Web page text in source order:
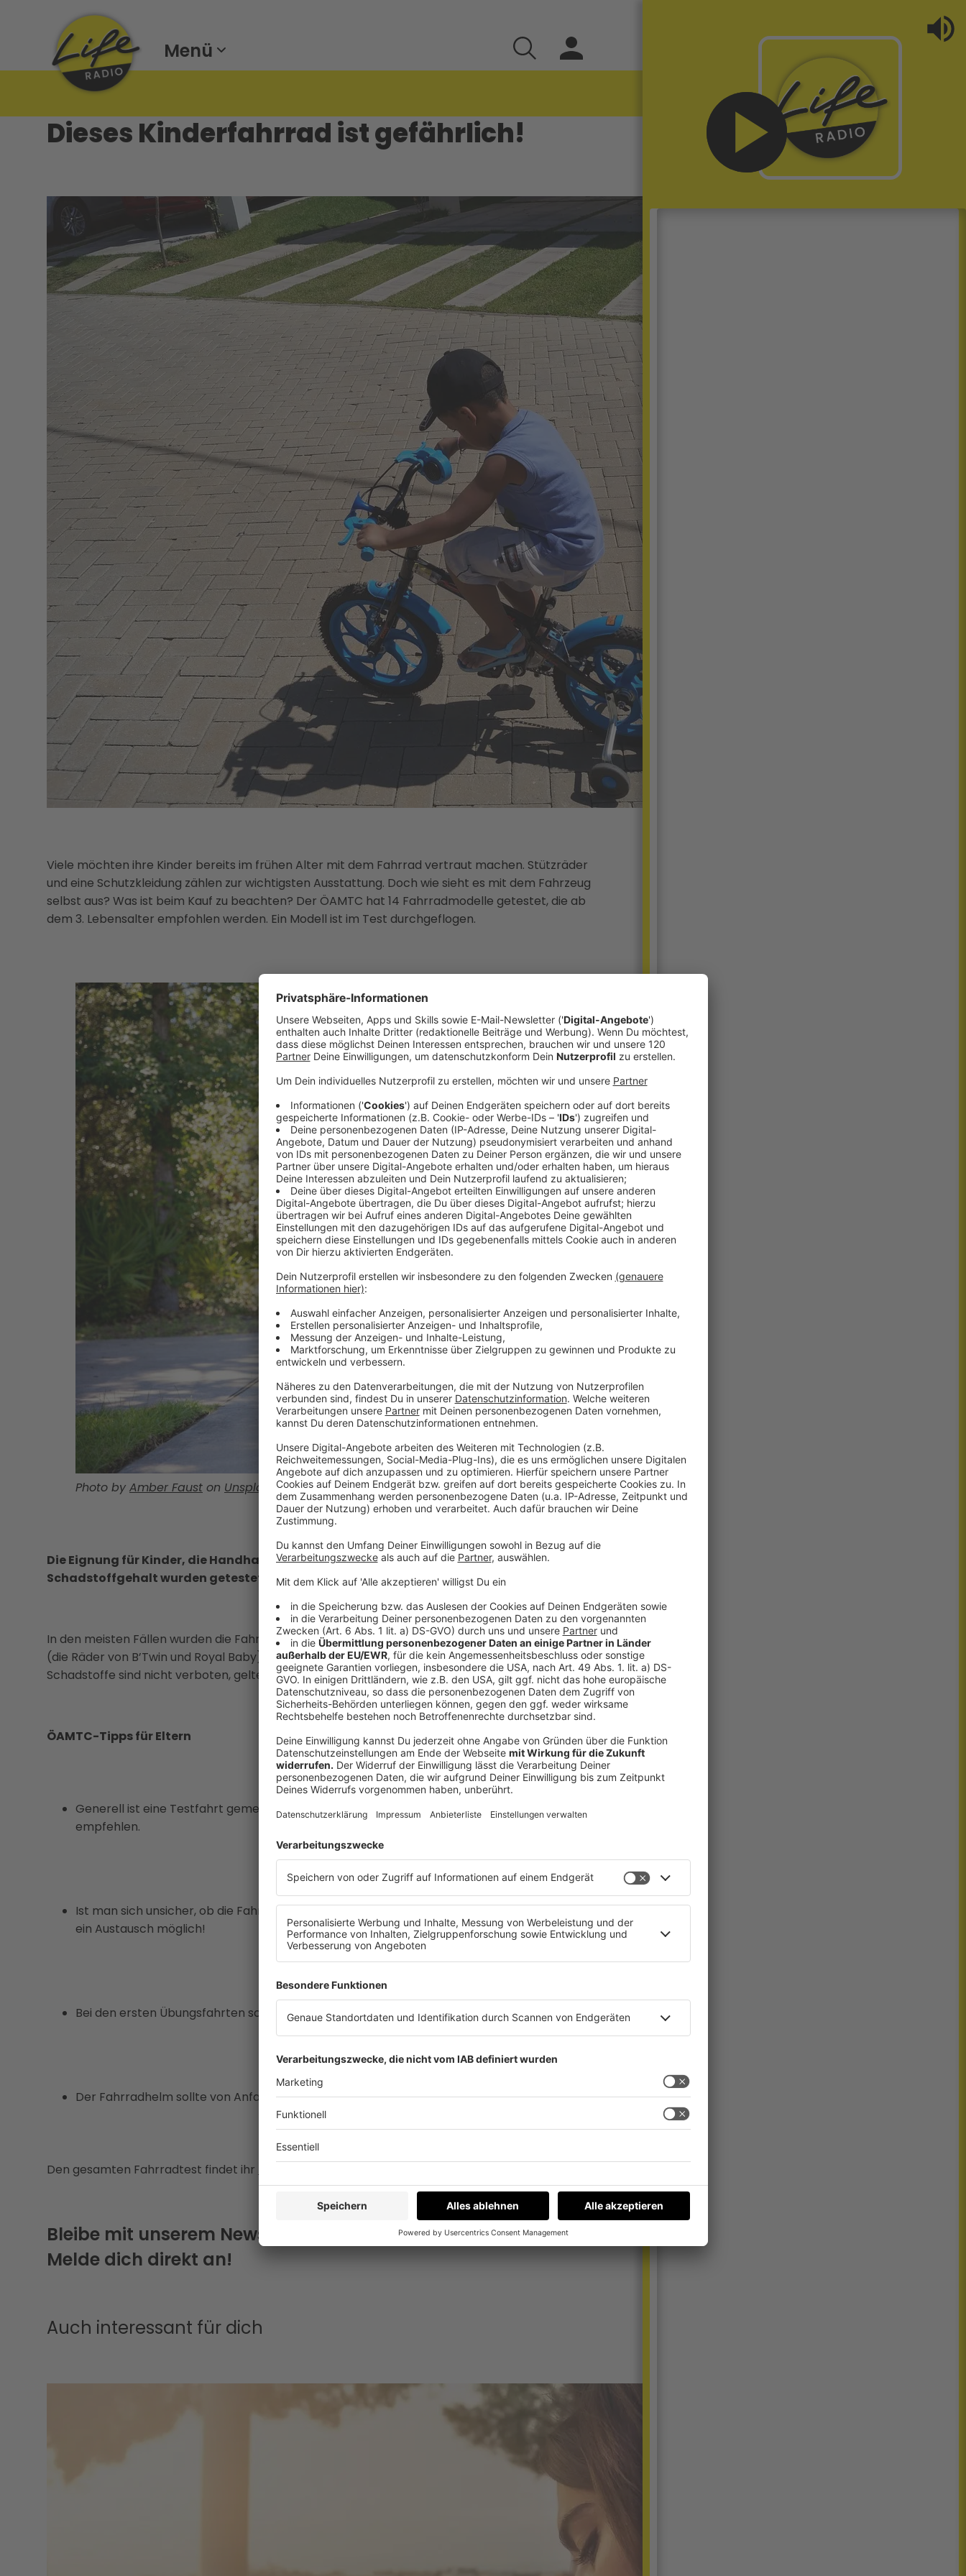
Menü
Dieses Kinderfahrrad ist gefährlich!
Viele möchten ihre Kinder bereits im frühen Alter mit dem Fahrrad vertraut machen. Stützräder
und eine Schutzkleidung zählen zur wichtigsten Ausstattung. Doch wie sieht es mit dem Fahrzeug
selbst aus? Was ist beim Kauf zu beachten? Der ÖAMTC hat 14 Fahrradmodelle getestet, die ab
dem 3. Lebensalter empfohlen werden. Ein Modell ist im Test durchgeflogen.
Photo by Amber Faust on Unsplash
Die Eignung für Kinder, die Handhabung, Sicherheit und Haltbarkeit sowie der
Schadstoffgehalt wurden getestet.
In den meisten Fällen wurden die Fahrräder durchaus erfolgreich bewertet. Mit zwei Ausnahmen
(die Räder von B’Twin und Royal Baby) waren alle Modelle mit Schadstoffen belastet. Die
Schadstoffe sind nicht verboten, gelten aber als gesundheits- oder umweltschädlich.
ÖAMTC-Tipps für Eltern
Generell ist eine Testfahrt gemeinsam mit dem Fahrradhändler und den Kindern zu
empfehlen.
Ist man sich unsicher, ob die Fahrradteile Schadstoffe beinhalten, ist im Fachhandel meist
ein Austausch möglich!
Bei den ersten Übungsfahrten sollte auf Stützräder verzichtet werden.
Der Fahrradhelm sollte von Anfang an selbstverständlich getragen werden!
Den gesamten Fahrradtest findet ihr
Bleibe mit unserem Newsletter immer auf dem Laufenden.
Melde dich direkt an!
Auch interessant für dich